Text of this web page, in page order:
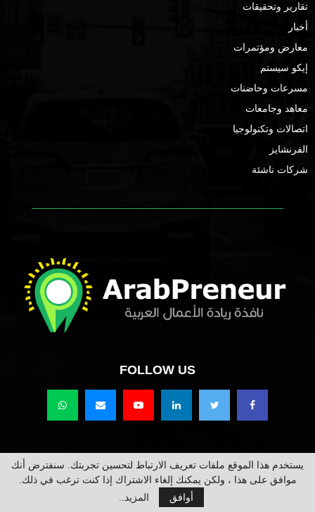
تقارير وتحقيقات
أخبار
معارض ومؤتمرات
إيكو سيستم
مسرعات وحاضنات
معاهد وجامعات
اتصالات وتكنولوجيا
الفرنشايز
شركات ناشئة
FOLLOW US
حقوق النشر محفوظة @2021 عرب برينور Arabpreneur.
اعلن معنا
يستخدم هذا الموقع ملفات تعريف الارتباط لتحسين تجربتك. سنفترض أنك
موافق على هذا ، ولكن يمكنك إلغاء الاشتراك إذا كنت ترغب في ذلك.
أوافق
المزيد..